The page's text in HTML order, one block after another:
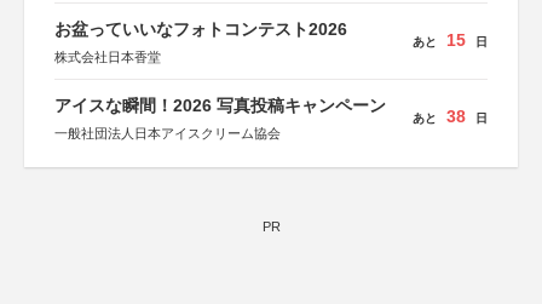
お盆っていいなフォトコンテスト2026
株式会社日本香堂
あと 15 日
アイスな瞬間！2026 写真投稿キャンペーン
一般社団法人日本アイスクリーム協会
あと 38 日
PR